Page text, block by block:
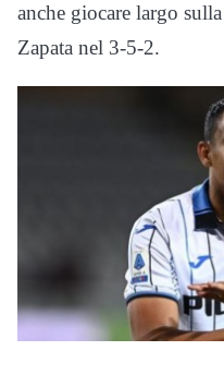
anche giocare largo
Zapata nel 3-5-2.